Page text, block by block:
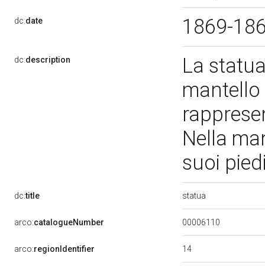
dc:date 1869-
dc:description
La
Nella
suoi
dc:title statua
arco:catalogueNumber 00006110
arco:regionIdentifier 14